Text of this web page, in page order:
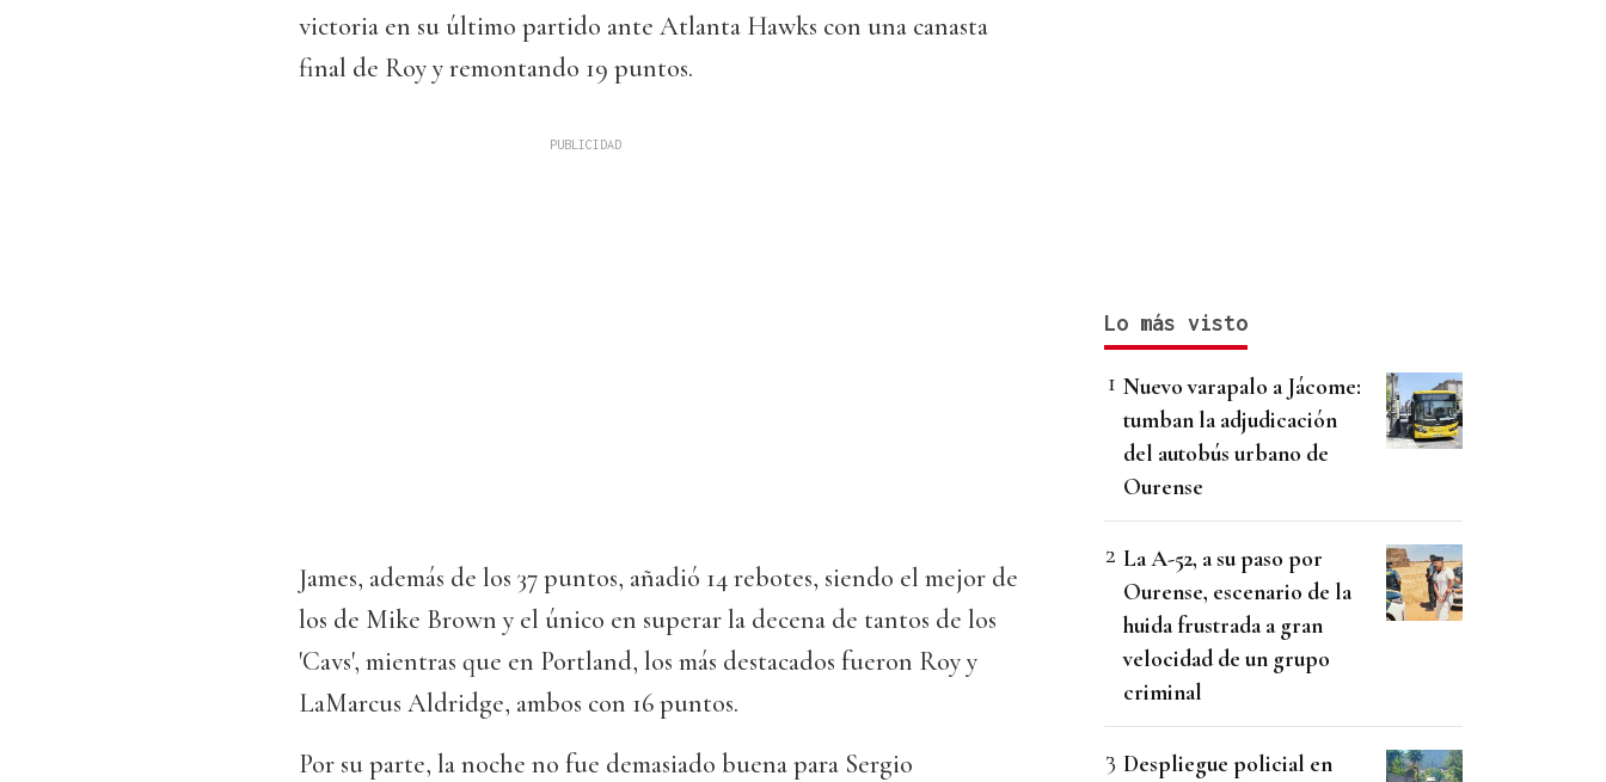
victoria en su último partido ante Atlanta Hawks con una canasta
final de Roy y remontando 19 puntos.
James, además de los 37 puntos, añadió 14 rebotes, siendo el mejor de
los de Mike Brown y el único en superar la decena de tantos de los
'Cavs', mientras que en Portland, los más destacados fueron Roy y
LaMarcus Aldridge, ambos con 16 puntos.
Por su parte, la noche no fue demasiado buena para Sergio
Lo más visto
Nuevo varapalo a Jácome:
tumban la adjudicación
del autobús urbano de
Ourense
La A-52, a su paso por
Ourense, escenario de la
huida frustrada a gran
velocidad de un grupo
criminal
Despliegue policial en